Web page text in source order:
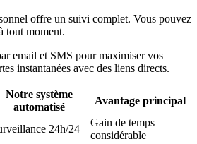
offre un suivi complet. Vous pouvez
tout moment.
email et SMS pour maximiser vos
instantanées avec des liens directs.
Notre système
automatisé
Avantage principal
24h/24
Gain de temps
considérable